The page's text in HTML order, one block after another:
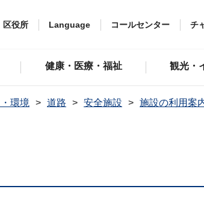
区役所 Language コールセンター チ
健康・医療・福祉 観光・
環境 道路 安全施設 施設の利用案